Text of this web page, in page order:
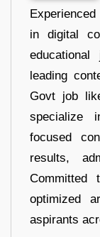
in digital
educational
leading
Govt job
specialize
focused
results,
Committed
optimized
aspirants